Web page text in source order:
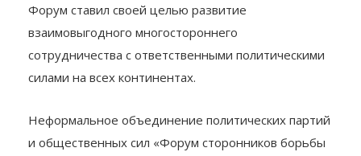
Форум ставил своей целью развитие
взаимовыгодного многостороннего
сотрудничества с ответственными политическими
силами на всех континентах.
Неформальное объединение политических партий
и общественных сил «Форум сторонников борьбы